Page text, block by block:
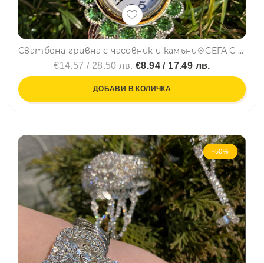
Сватбена гривна с часовник и камъни💠СЕГА С ПОДАРЪЧНА КУТИЯ!
€14.57 / 28.50 лв.€8.94 / 17.49 лв.
ДОБАВИ В КОЛИЧКА
-50%